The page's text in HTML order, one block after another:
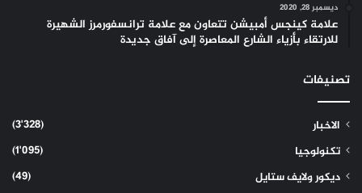
ديسمبر 28, 2020
علامة كينجس أمبيشن تتعاون مع علامة ترانسفورمرز الشهيرة
للارتقاء بأزياء الشارع المعاصرة إلى آفاق جديدة
تصنيفات
الاخبار
(3٬328)
تكنولوجيا
(1٬095)
ديكور ولايف ستايل
(49)